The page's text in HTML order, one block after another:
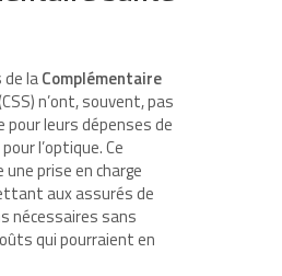
laComplémentaire
n’ont, souvent, pas
pour leurs dépenses de
l’optique. Ce
prise en charge
aux assurés de
nécessaires sans
qui pourraient en